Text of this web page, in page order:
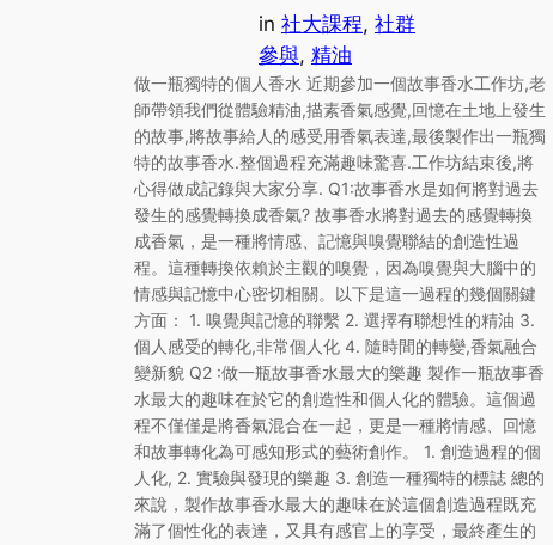
in 社大課程, 社群
參與, 精油
做一瓶獨特的個人香水 近期參加一個故事香水工作坊,老
師帶領我們從體驗精油,描素香氣感覺,回憶在土地上發生
的故事,將故事給人的感受用香氣表達,最後製作出一瓶獨
特的故事香水.整個過程充滿趣味驚喜.工作坊結束後,將
心得做成記錄與大家分享. Q1:故事香水是如何將對過去
發生的感覺轉換成香氣? 故事香水將對過去的感覺轉換
成香氣，是一種將情感、記憶與嗅覺聯結的創造性過
程。這種轉換依賴於主觀的嗅覺，因為嗅覺與大腦中的
情感與記憶中心密切相關。以下是這一過程的幾個關鍵
方面： 1. 嗅覺與記憶的聯繫 2. 選擇有聯想性的精油 3.
個人感受的轉化,非常個人化 4. 隨時間的轉變,香氣融合
變新貌 Q2 :做一瓶故事香水最大的樂趣 製作一瓶故事香
水最大的趣味在於它的創造性和個人化的體驗。這個過
程不僅僅是將香氣混合在一起，更是一種將情感、回憶
和故事轉化為可感知形式的藝術創作。 1. 創造過程的個
人化, 2. 實驗與發現的樂趣 3. 創造一種獨特的標誌 總的
來說，製作故事香水最大的趣味在於這個創造過程既充
滿了個性化的表達，又具有感官上的享受，最終產生的